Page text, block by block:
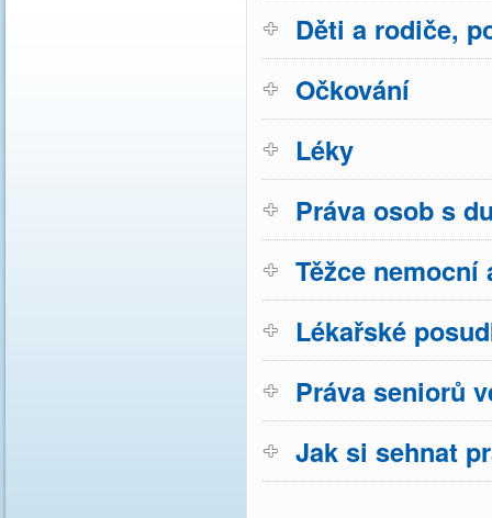
Děti a rodiče,
Očkování
Léky
Práva osob s
Těžce
Lékařské
Práva seniorů
Jak si sehnat